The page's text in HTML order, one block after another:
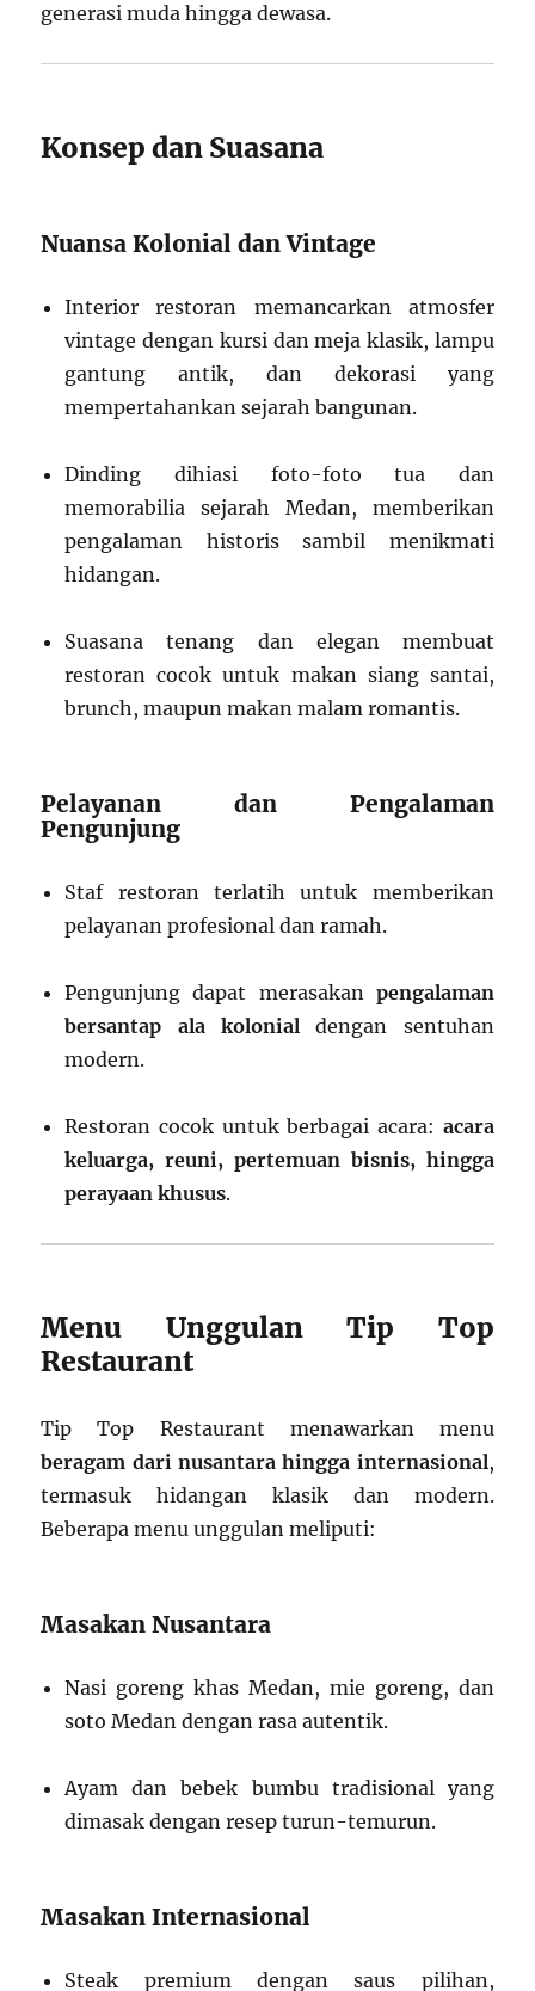
generasi muda hingga dewasa.
Konsep dan Suasana
Nuansa Kolonial dan Vintage
Interior restoran memancarkan atmosfer
vintage dengan kursi dan meja klasik, lampu
gantung antik, dan dekorasi yang
mempertahankan sejarah bangunan.
Dinding dihiasi foto-foto tua dan
memorabilia sejarah Medan, memberikan
pengalaman historis sambil menikmati
hidangan.
Suasana tenang dan elegan membuat
restoran cocok untuk makan siang santai,
brunch, maupun makan malam romantis.
Pelayanan dan Pengalaman
Pengunjung
Staf restoran terlatih untuk memberikan
pelayanan profesional dan ramah.
Pengunjung dapat merasakan pengalaman
bersantap ala kolonial dengan sentuhan
modern.
Restoran cocok untuk berbagai acara: acara
keluarga, reuni, pertemuan bisnis, hingga
perayaan khusus.
Menu Unggulan Tip Top
Restaurant
Tip Top Restaurant menawarkan menu
beragam dari nusantara hingga internasional,
termasuk hidangan klasik dan modern.
Beberapa menu unggulan meliputi:
Masakan Nusantara
Nasi goreng khas Medan, mie goreng, dan
soto Medan dengan rasa autentik.
Ayam dan bebek bumbu tradisional yang
dimasak dengan resep turun-temurun.
Masakan Internasional
Steak premium dengan saus pilihan,